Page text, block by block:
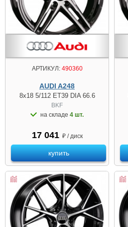
АРТИКУЛ:490360
AUDI A248
8x18 5/112 ET39 DIA 66.6
BKF
на складе 4 шт.
17 041 ₽ / диск
купить